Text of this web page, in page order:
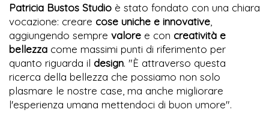
Patricia Bustos Studio è stato fondato con una chiara
vocazione: creare cose uniche e innovative
aggiungendo sempre valore e con creatività e
bellezza come massimi punti di riferimento per
quanto riguarda il design. "È attraverso questa
ricerca della bellezza che possiamo non solo
plasmare le nostre case, ma anche migliorare
l'esperienza umana mettendoci di buon umore".